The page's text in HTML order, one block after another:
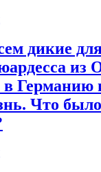
дикие
из
в Германию
Что